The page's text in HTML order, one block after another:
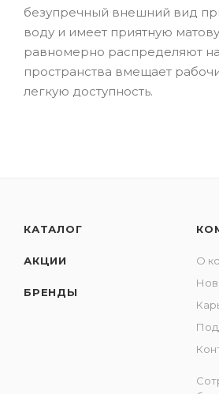
безупречный внешний вид
воду и имеет приятную
равномерно распределяют
пространства вмещает
легкую доступность.
КАТАЛОГ
АКЦИИ
БРЕНДЫ
О